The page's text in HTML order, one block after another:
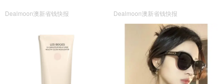
Dealmoon澳新省钱快报 Dealmoon澳新省钱快报